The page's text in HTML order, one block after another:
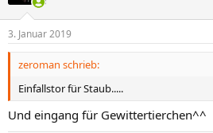
3. Januar 2019
zeroman schrieb:
Einfallstor für Staub.....
Und eingang für Gewittertierchen^^